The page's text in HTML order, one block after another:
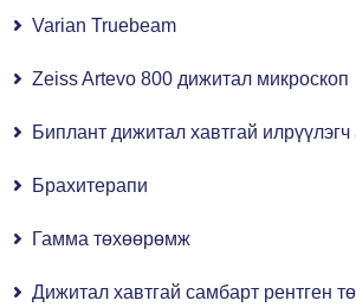
Varian Truebeam
Zeiss Artevo 800 дижитал микроскоп
Биплант дижитал хавтгай илрүүлэгч
Брахитерапи
Гамма төхөөрөмж
Дижитал хавтгай самбарт рентген